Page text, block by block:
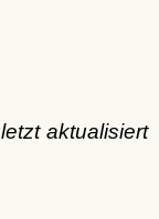
aktualisiert